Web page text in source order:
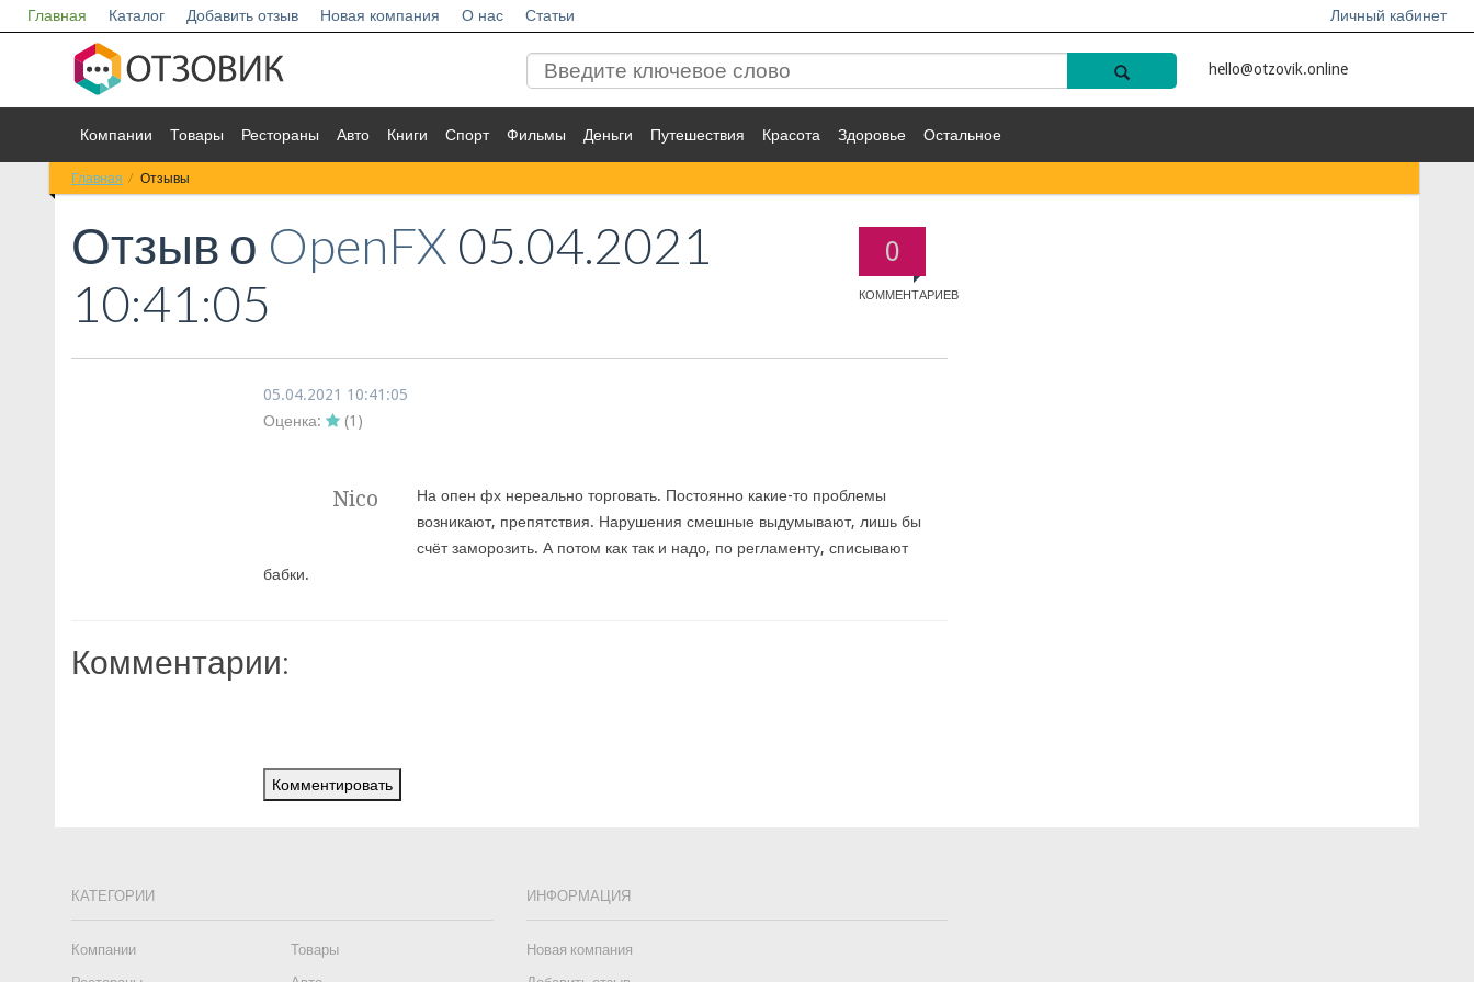
Главная Каталог Добавить отзыв Новая компания О нас Статьи Личный кабинет
hello@otzovik.online
Компании Товары Рестораны Авто Книги Спорт Фильмы Деньги Путешествия Красота Здоровье Остальное
Главная Отзывы
0
КОММЕНТАРИЕВ
Отзыв о OpenFX 05.04.2021
10:41:05
05.04.2021 10:41:05
Оценка:
(1 )
Nico
На опен фх нереально торговать. Постоянно какие-то проблемы
возникают, препятствия. Нарушения смешные выдумывают, лишь бы
счёт заморозить. А потом как так и надо, по регламенту, списывают
бабки.
Комментарии:
Комментировать
КАТЕГОРИИ
Компании
Товары
ИНФОРМАЦИЯ
Новая компания